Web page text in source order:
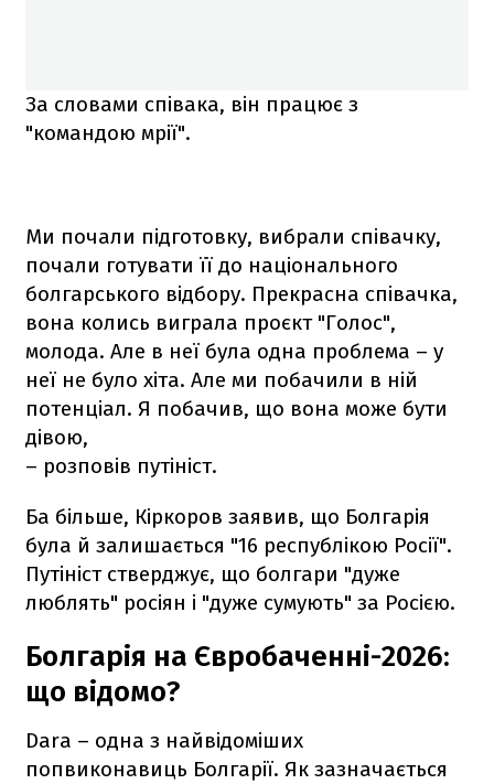
За словами співака, він працює з
"командою мрії".
Ми почали підготовку, вибрали співачку,
почали готувати її до національного
болгарського відбору. Прекрасна співачка,
вона колись виграла проєкт "Голос",
молода. Але в неї була одна проблема – у
неї не було хіта. Але ми побачили в ній
потенціал. Я побачив, що вона може бути
дівою,
– розповів путініст.
Ба більше, Кіркоров заявив, що Болгарія
була й залишається "16 республікою Росії".
Путініст стверджує, що болгари "дуже
люблять" росіян і "дуже сумують" за Росією.
Болгарія на Євробаченні-2026:
що відомо?
Dara – одна з найвідоміших
попвиконавиць Болгарії. Як зазначається